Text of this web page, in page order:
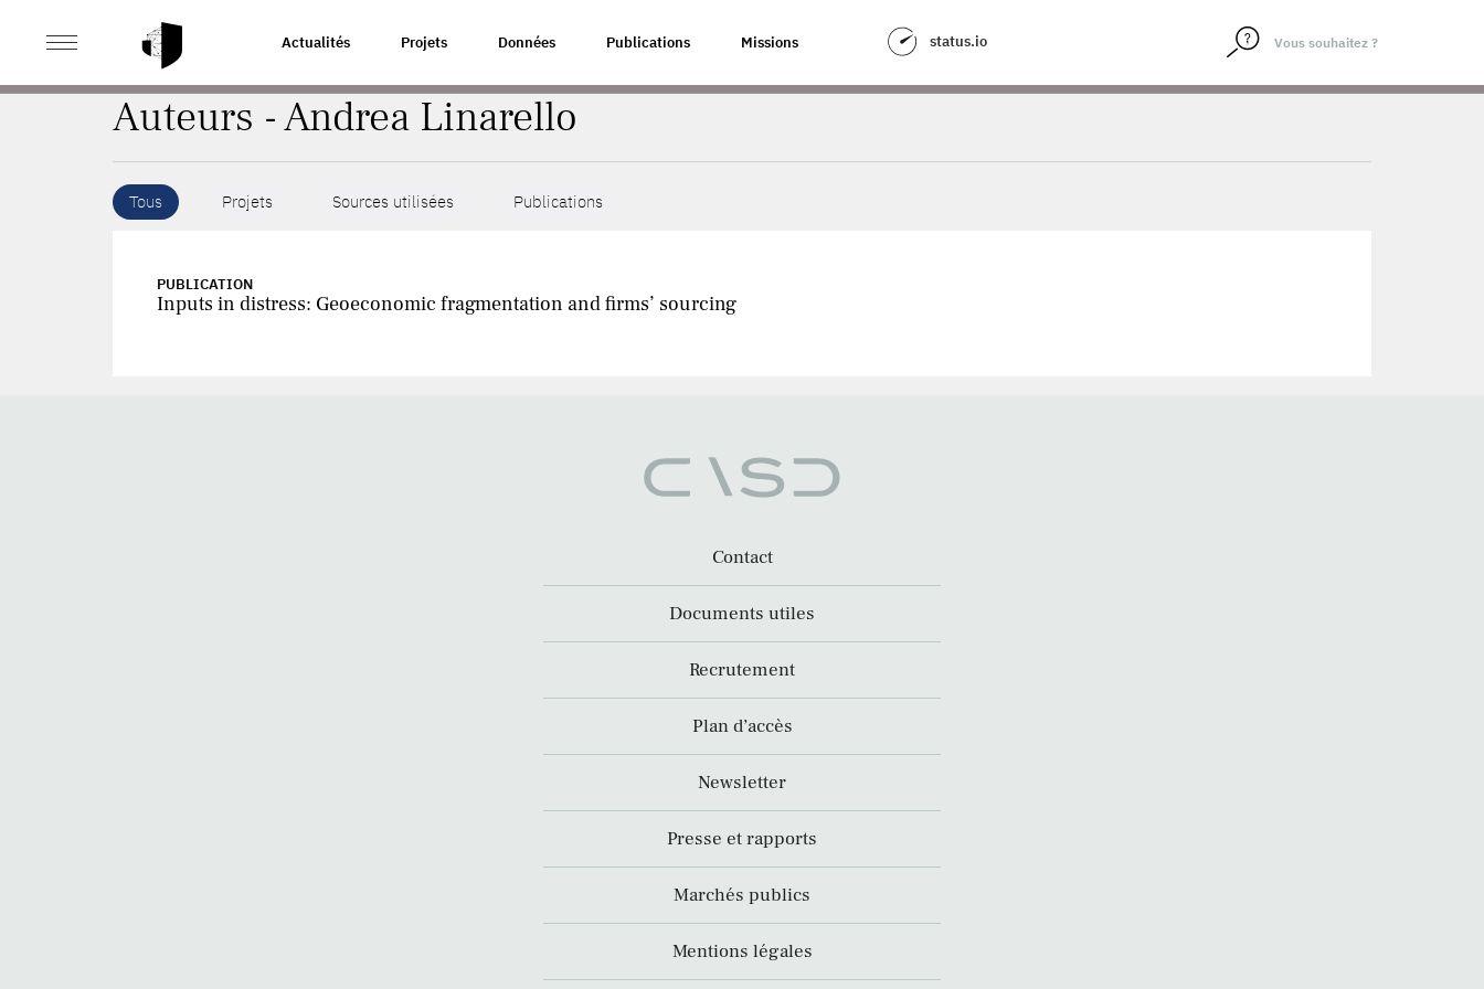
Actualités Projets Données Publications Missions status.io
ACCUEIL
Auteurs - Andrea Linarello
Tous Projets Sources utilisées Publications
PUBLICATION
Inputs in distress: Geoeconomic fragmentation and firms’ sourcing
Contact
Documents utiles
Recrutement
Plan d’accès
Newsletter
Presse et rapports
Marchés publics
Mentions légales